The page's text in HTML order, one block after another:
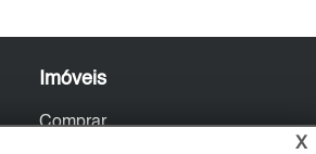
Imóveis
Comprar
X